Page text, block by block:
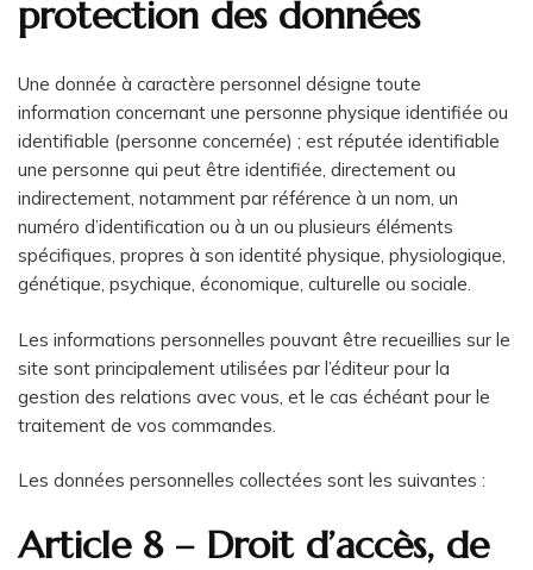
protection des données
Une donnée à caractère personnel désigne toute
information concernant une personne physique identifiée ou
identifiable (personne concernée) ; est réputée identifiable
une personne qui peut être identifiée, directement ou
indirectement, notamment par référence à un nom, un
numéro d’identification ou à un ou plusieurs éléments
spécifiques, propres à son identité physique, physiologique,
génétique, psychique, économique, culturelle ou sociale.
Les informations personnelles pouvant être recueillies sur le
site sont principalement utilisées par l’éditeur pour la
gestion des relations avec vous, et le cas échéant pour le
traitement de vos commandes.
Les données personnelles collectées sont les suivantes :
Article 8 – Droit d’accès, de